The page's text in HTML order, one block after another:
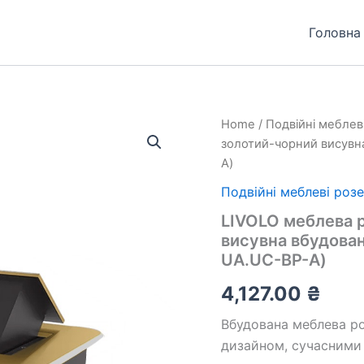
Головна
Home / Подвійні
золотий-чорний
A)
Подвійні меблеві
LIVOLO меблева
висувна
UA.UC-BP-A)
4,127.00 ₴
Вбудована меблева
дизайном,
LIVOLO
меблева
одинарна
золотий-
чорний
висувна
вбудована
у
стільницю
(VL-
SHS012-
TC-
UA.UC-
BP-